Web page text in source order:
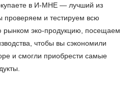
в И-МНЕ — лучший из
проверяем и тестируем всю
рынком эко-продукцию, посещаем
чтобы вы сэкономили
и смогли приобрести самые